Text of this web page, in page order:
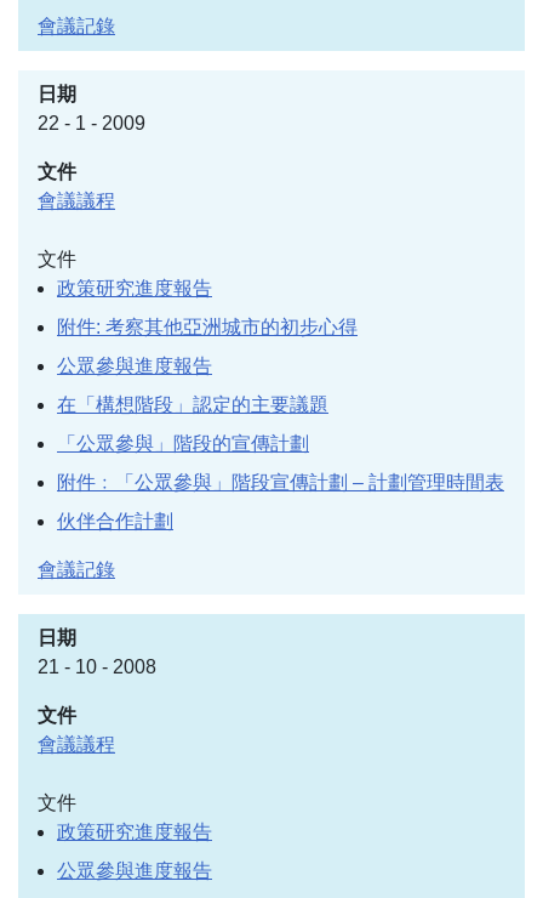
會議記錄
22 - 1 - 2009
會議議程
文件
政策研究進度報告
附件: 考察其他亞洲城市的初步心得
公眾參與進度報告
在「構想階段」認定的主要議題
「公眾參與」階段的宣傳計劃
附件﹕「公眾參與」階段宣傳計劃 – 計劃管理時間表
伙伴合作計劃
會議記錄
21 - 10 - 2008
會議議程
文件
政策研究進度報告
公眾參與進度報告